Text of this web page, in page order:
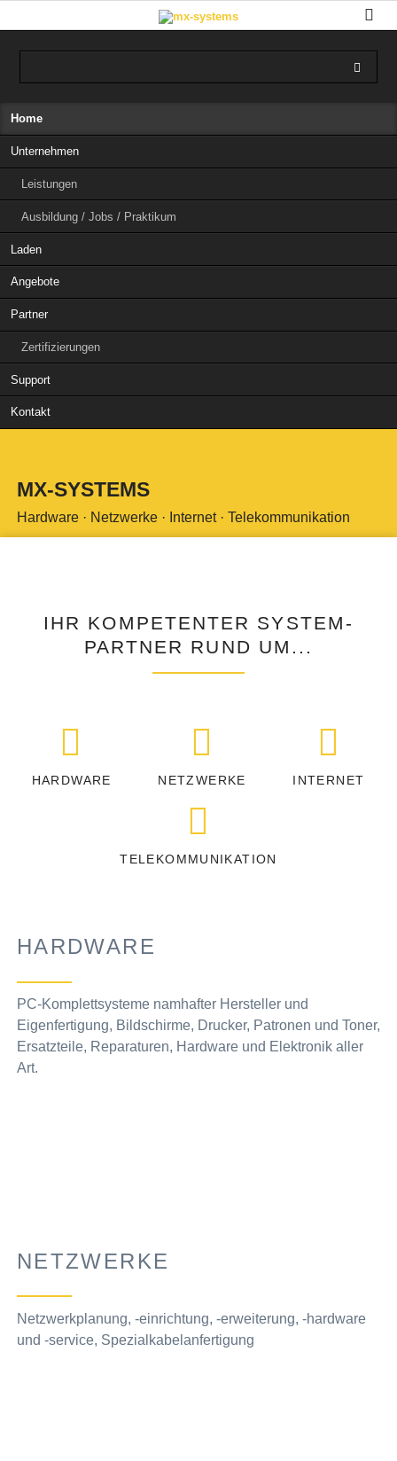
Navigation
Home
Unternehmen
Leistungen
Ausbildung / Jobs / Praktikum
Laden
Angebote
Partner
Zertifizierungen
Support
Kontakt
MX-SYSTEMS
Hardware · Netzwerke · Internet · Telekommunikation
IHR KOMPETENTER SYSTEM-
PARTNER RUND UM...
HARDWARE NETZWERKE INTERNET
TELEKOMMUNIKATION
HARDWARE
PC-Komplettsysteme namhafter Hersteller und
Eigenfertigung, Bildschirme, Drucker, Patronen und Toner,
Ersatzteile, Reparaturen, Hardware und Elektronik aller
Art.
NETZWERKE
Netzwerkplanung, -einrichtung, -erweiterung, -hardware
und -service, Spezialkabelanfertigung